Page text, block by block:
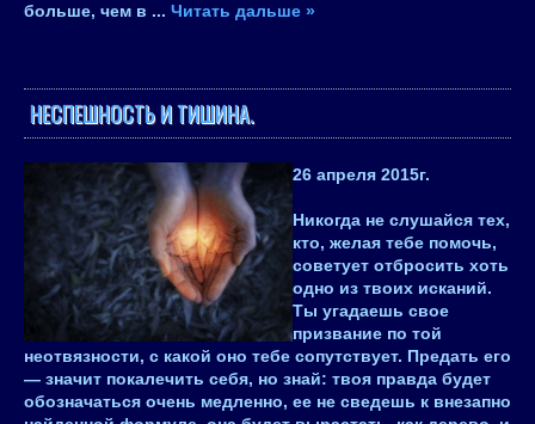
больше, чем в ... Читать дальше »
НЕСПЕШНОСТЬ И ТИШИНА.
26 апреля 2015г.
Никогда не слушайся тех,
кто, желая тебе помочь,
советует отбросить хоть
одно из твоих исканий.
Ты угадаешь свое
призвание по той
неотвязности, с какой оно тебе сопутствует. Предать его
— значит покалечить себя, но знай: твоя правда будет
обозначаться очень медленно, ее не сведешь к внезапно